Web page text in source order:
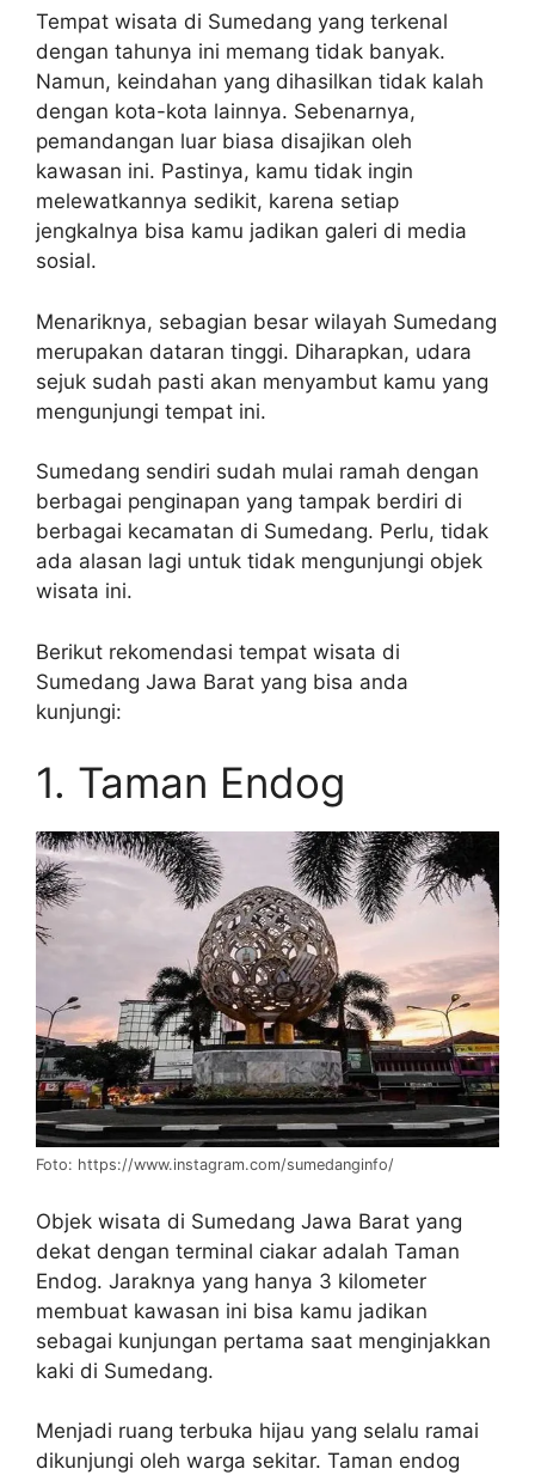
Tempat wisata di Sumedang yang terkenal
dengan tahunya ini memang tidak banyak.
Namun, keindahan yang dihasilkan tidak kalah
dengan kota-kota lainnya. Sebenarnya,
pemandangan luar biasa disajikan oleh
kawasan ini. Pastinya, kamu tidak ingin
melewatkannya sedikit, karena setiap
jengkalnya bisa kamu jadikan galeri di media
sosial.
Menariknya, sebagian besar wilayah Sumedang
merupakan dataran tinggi. Diharapkan, udara
sejuk sudah pasti akan menyambut kamu yang
mengunjungi tempat ini.
Sumedang sendiri sudah mulai ramah dengan
berbagai penginapan yang tampak berdiri di
berbagai kecamatan di Sumedang. Perlu, tidak
ada alasan lagi untuk tidak mengunjungi objek
wisata ini.
Berikut rekomendasi tempat wisata di
Sumedang Jawa Barat yang bisa anda
kunjungi:
1. Taman Endog
Foto: https://www.instagram.com/sumedanginfo/
Objek wisata di Sumedang Jawa Barat yang
dekat dengan terminal ciakar adalah Taman
Endog. Jaraknya yang hanya 3 kilometer
membuat kawasan ini bisa kamu jadikan
sebagai kunjungan pertama saat menginjakkan
kaki di Sumedang.
Menjadi ruang terbuka hijau yang selalu ramai
dikunjungi oleh warga sekitar. Taman endog